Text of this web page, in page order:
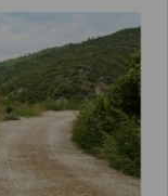
acerca de